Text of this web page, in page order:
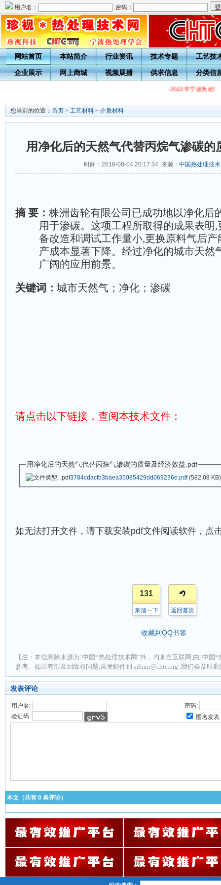
用户名： 密码：
网站首页 本站简介 行业资讯 技术专题 工艺技
企业展示 网上商城 视频展播 供求信息 分类信
·2022年宁波热处理
您当前的位置： 首页 > 工艺材料 > 介质材料
用净化后的天然气代替丙烷气渗碳的
时间：2016-08-04 20:17:34 来源： 中国热处理技
摘 要： 株洲齿轮有限公司已成功地以净化后
用于渗碳。这项工程所取得的成果表明
备改造和调试工作量小,更换原料气后
产成本显著下降。经过净化的城市天然
广阔的应用前景。
关键词： 城市天然气；净化；渗碳
请点击以下链接，查阅本技术文件：
用净化后的天然气代替丙烷气渗碳的质量及经济效益.pdf
3784cdacfb3baea35085429dd069236e.pdf(582.08 KB)
如无法打开文件，请下载安装pdf文件阅读软件，点
131
来顶一下 返回首页
收藏到QQ书签
【注：本信息除来源为“中国*热处理技术网”外，均来自互联网,由“中国
参考。如果有涉及到版权问题,请发邮件到 admin@chte.org ,我们会及时
发表评论
用户名:
密码:
验证码:
匿名发表
本文（共有 0 条评论）